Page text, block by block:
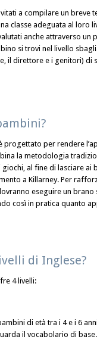
a compilare un breve
classe adeguata al loro
anche attraverso un
si trovi nel livello
il direttore e i genitori) di
progettato per rendere
la metodologia
al fine di lasciare ai
a Killarney. Per
eseguire un brano
così in pratica quanto
di Inglese?
4 livelli:
di età tra i 4 e i 6
il vocabolario di base.